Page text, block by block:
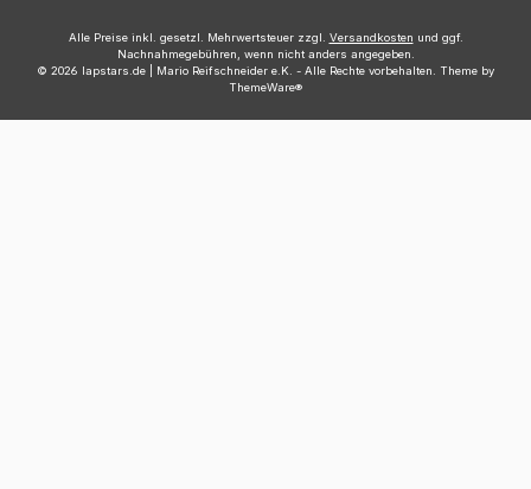
Alle Preise inkl. gesetzl. Mehrwertsteuer zzgl. Versandkosten und ggf.
Nachnahmegebühren, wenn nicht anders angegeben.
© 2026 lapstars.de | Mario Reifschneider e.K. - Alle Rechte vorbehalten. Theme by
ThemeWare®